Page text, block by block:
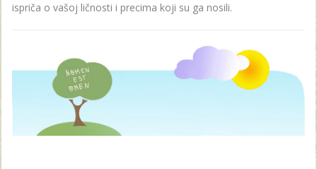
ispriča o vašoj ličnosti i precima koji su ga nosili.